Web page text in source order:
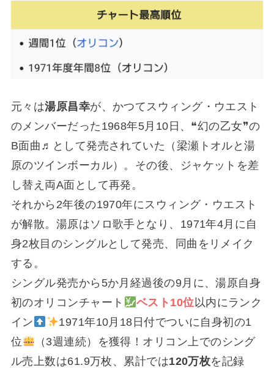
元々は湯原昌幸が、かつてスウィング・ウエスト
のメンバーだった1968年5月10日、❝幻の乙女❞の
B面曲♬として発売されていた（梁瀬トオルと湯
原のツインボーカル）。その後、ジャケットを差
し替え両A面として再発。
それから2年後の1970年にスウィング・ウエスト
が解散。湯原はソロ歌手となり、1971年4月に自
身2枚目のシングルとして発売、同曲をリメイク
する。
シングル発売から5か月経過後の9月に、湯原自身
初のオリコンチャート
ベスト10位 以内にランク
イン
1971年10月18日付でついに自身初の1
位
（3週連続）を獲得！オリコン上でのシング
ル売上数は61.9万枚、累計では120万枚を記録